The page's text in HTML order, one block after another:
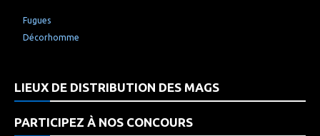
Fugues
Décorhomme
LIEUX DE DISTRIBUTION DES MAGS
PARTICIPEZ À NOS CONCOURS